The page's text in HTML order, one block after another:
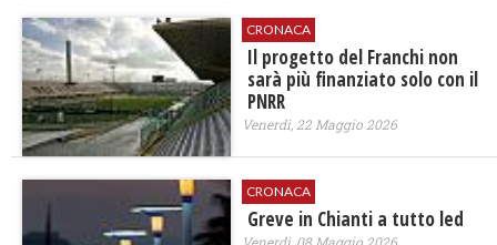
CRONACA
Il progetto del Franchi non
sarà più finanziato solo con il
PNRR
Venerdì, 22 Maggio 2026
CRONACA
Greve in Chianti a tutto led